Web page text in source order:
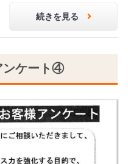
続きを見る
ンケート④